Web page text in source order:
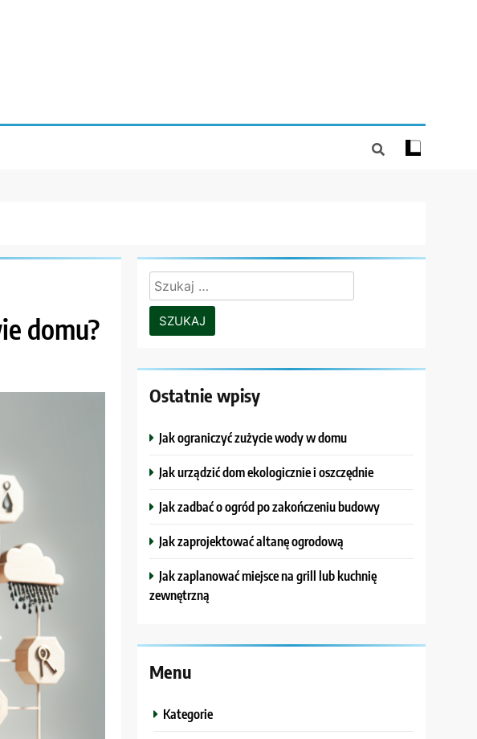
domu?
Szukaj:
Ostatnie wpisy
Jak ograniczyć zużycie wody w domu
Jak urządzić dom ekologicznie i oszczędnie
Jak zadbać o ogród po zakończeniu budowy
Jak zaprojektować altanę ogrodową
Jak zaplanować miejsce na grill lub kuchnię
zewnętrzną
Menu
Kategorie